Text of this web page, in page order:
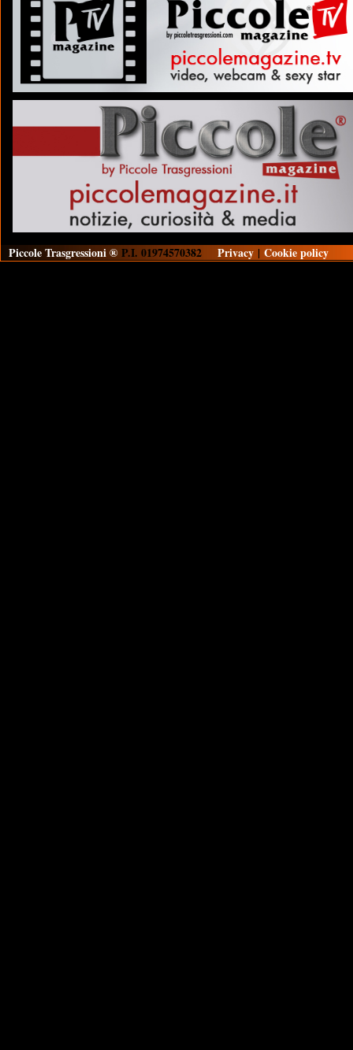
Piccole Trasgressioni ® P.I. 01974570382 Privacy | Cookie policy